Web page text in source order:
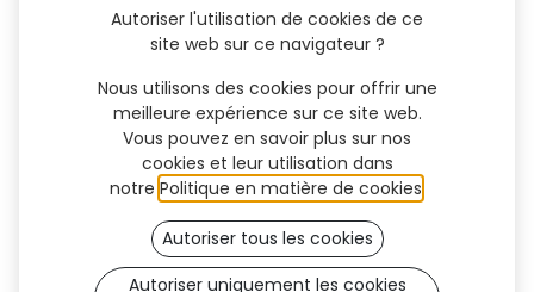
Autoriser l'utilisation de cookies de ce
site web sur ce navigateur ?
Nous utilisons des cookies pour offrir une
meilleure expérience sur ce site web.
Vous pouvez en savoir plus sur nos
cookies et leur utilisation dans
notre Politique en matière de cookies
Autoriser tous les cookies
Autoriser uniquement les cookies